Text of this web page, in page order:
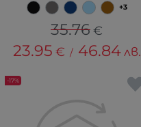
+3
35.76€
23.95 € / 46.84 лв.
-17%